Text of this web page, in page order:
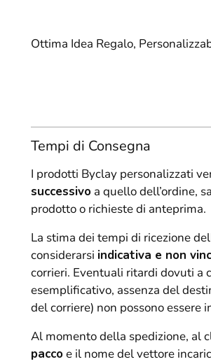
Ottima Idea Regalo,
Tempi di Consegna
I prodotti Byclay personalizzati
successivo a quello dell’ordine,
prodotto o richieste di anteprima.
La stima dei tempi di ricezione
considerarsi indicativa e non
corrieri. Eventuali ritardi dovuti a
esemplificativo, assenza del
del corriere) non possono essere
Al momento della spedizione, al
paccoe il nome del vettore